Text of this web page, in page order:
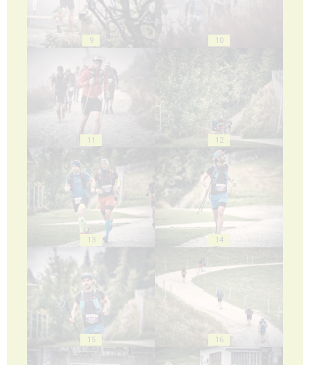
9 10
11 12
13 14
15 16